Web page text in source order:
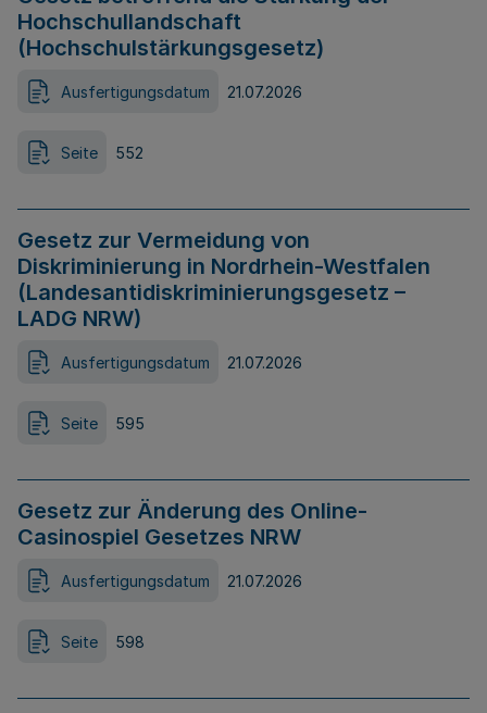
Hochschullandschaft
(Hochschulstärkungsgesetz)
Ausfertigungsdatum 21.07.2026
Seite 552
Gesetz zur Vermeidung von
Diskriminierung in Nordrhein-Westfalen
(Landesantidiskriminierungsgesetz –
LADG NRW)
Ausfertigungsdatum 21.07.2026
Seite 595
Gesetz zur Änderung des Online-
Casinospiel Gesetzes NRW
Ausfertigungsdatum 21.07.2026
Seite 598